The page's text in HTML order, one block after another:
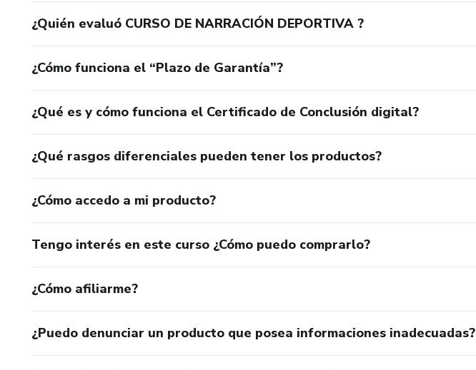
¿Quién evaluó CURSO DE NARRACIÓN DEPORTIVA ?
¿Cómo funciona el “Plazo de Garantía”?
¿Qué es y cómo funciona el Certificado de Conclusión digital?
¿Qué rasgos diferenciales pueden tener los productos?
¿Cómo accedo a mi producto?
Tengo interés en este curso ¿Cómo puedo comprarlo?
¿Cómo afiliarme?
¿Puedo denunciar un producto que posea informaciones inadecuadas?